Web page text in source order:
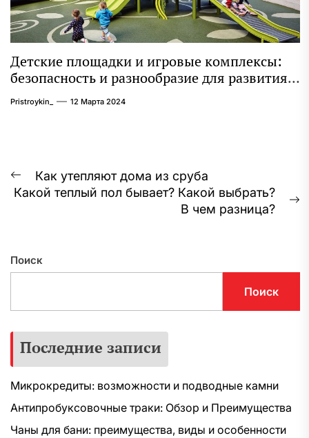
Детские площадки и игровые комплексы:
безопасность и разнообразие для развития
ребенка
Pristroykin_ 12 Марта 2024
Навигация
по
Предыдущая
запись:
Как утепляют дома из сруба
Какой теплый пол бывает? Какой выбрать?
В чем разница?
Поиск
Поиск
Последние записи
Микрокредиты: возможности и подводные камни
Антипробуксовочные траки: Обзор и Преимущества
Чаны для бани: преимущества, виды и особенности